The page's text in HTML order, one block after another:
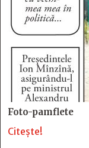
Foto-pamflete
Citește!